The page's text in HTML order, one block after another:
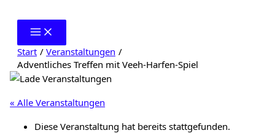
springen
Start
Veranstaltungen
Adventliches Treffen mit Veeh-Harfen-Spiel
« Alle Veranstaltungen
Diese Veranstaltung hat bereits stattgefunden.